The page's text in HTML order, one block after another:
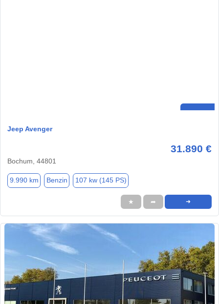
Jeep Avenger
31.890 €
Bochum, 44801
9.990 km Benzin 107 kw (145 PS)
★ ➦ ➜